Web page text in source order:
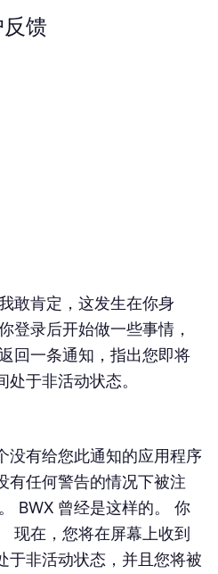
馈
敢肯定，这发生在你身
登录后开始做一些事情，
回一条通知，指出您即将
于非活动状态。
没有给您此通知的应用程序
有任何警告的情况下被注
BWX 曾经是这样的。 你
现在，您将在屏幕上收到
于非活动状态，并且您将被